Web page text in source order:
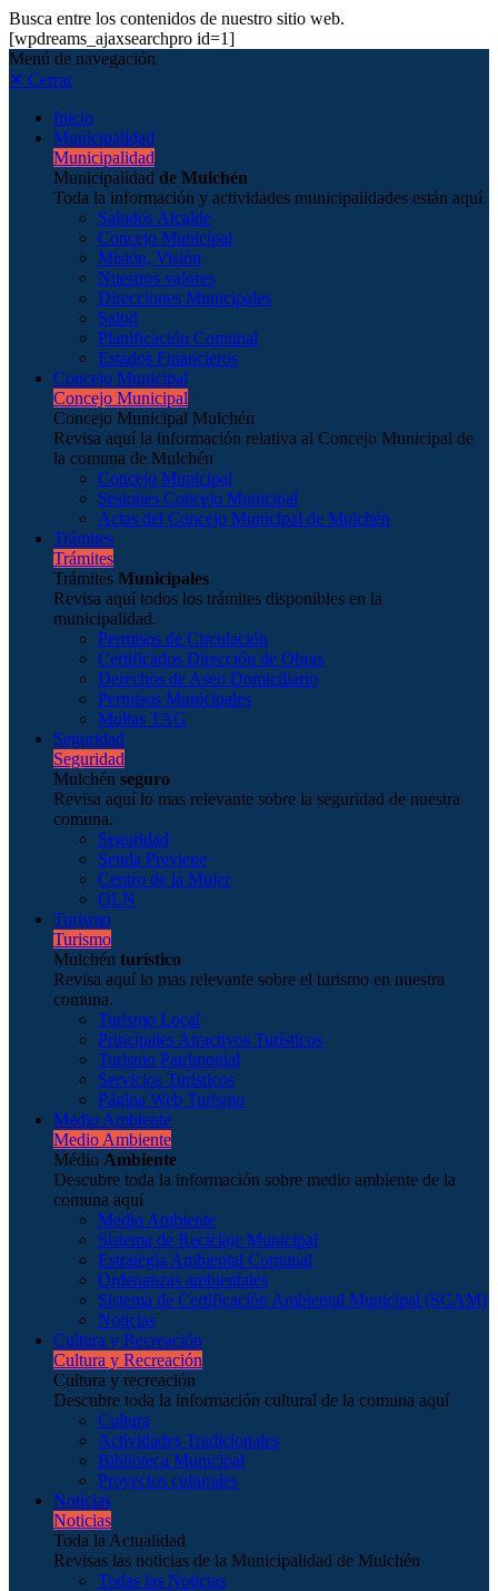
Busca entre los contenidos de nuestro sitio web.
[wpdreams_ajaxsearchpro id=1]
Menú de navegación
✕ Cerrar
Inicio
Municipalidad
Municipalidad
Municipalidad de Mulchén
Toda la información y actividades municipalidades están aquí.
Saludos Alcalde
Concejo Municipal
Misión, Visión
Nuestros valores
Direcciones Municipales
Salud
Planificación Comunal
Estados Financieros
Concejo Municipal
Concejo Municipal
Concejo Municipal Mulchén
Revisa aquí la información relativa al Concejo Municipal de
la comuna de Mulchén
Concejo Municipal
Sesiones Concejo Municipal
Actas del Concejo Municipal de Mulchén
Trámites
Trámites
Trámites Municipales
Revisa aquí todos los trámites disponibles en la
municipalidad.
Permisos de Circulación
Certificados Dirección de Obras
Derechos de Aseo Domiciliario
Permisos Municipales
Multas TAG
Seguridad
Seguridad
Mulchén seguro
Revisa aquí lo mas relevante sobre la seguridad de nuestra
comuna.
Seguridad
Senda Previene
Centro de la Mujer
OLN
Turismo
Turismo
Mulchén turístico
Revisa aquí lo mas relevante sobre el turismo en nuestra
comuna.
Turismo Local
Principales Atractivos Turísticos
Turismo Patrimonial
Servicios Turísticos
Página Web Turismo
Medio Ambiente
Medio Ambiente
Médio Ambiente
Descubre toda la información sobre medio ambiente de la
comuna aquí
Medio Ambiente
Sistema de Reciclaje Municipal
Estrategia Ambiental Comunal
Ordenanzas ambientales
Sistema de Certificación Ambiental Municipal (SCAM)
Noticias
Cultura y Recreación
Cultura y Recreación
Cultura y recreación
Descubre toda la información cultural de la comuna aquí
Cultura
Actividades Tradicionales
Biblioteca Municipal
Proyectos culturales
Noticias
Noticias
Toda la Actualidad
Revisas las noticias de la Municipalidad de Mulchén
Todas las Noticias